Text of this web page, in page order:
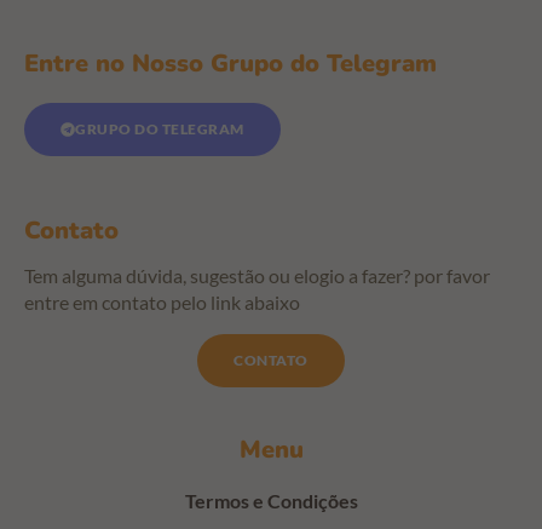
Menu
Termos e Condições
Entre no Nosso Grupo do Telegram
GRUPO DO TELEGRAM
Contato
Tem alguma dúvida, sugestão ou elogio a fazer? por favor
entre em contato pelo link abaixo
CONTATO